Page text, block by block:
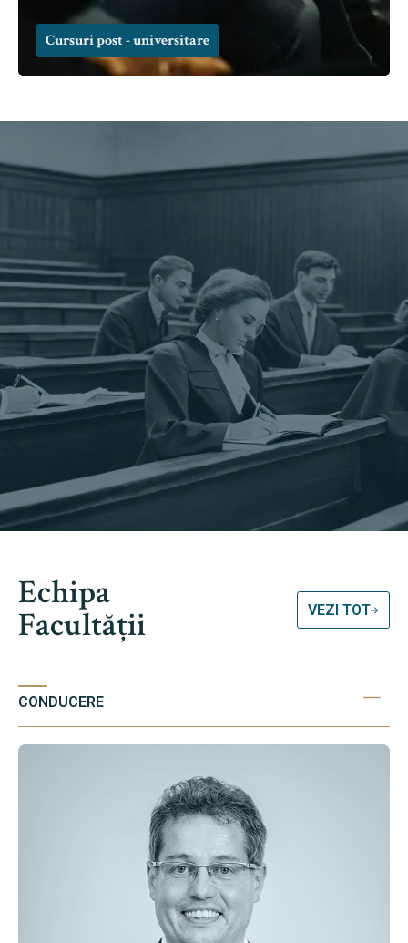
Cursuri post - universitare
Echipa
Facultății VEZI TOT
CONDUCERE